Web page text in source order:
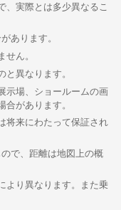
、実際とは多少異なるこ
あります。
ん。
異なります。
示場、ショールームの画
があります。
将来にわたって保証され
で、距離は地図上の概
より異なります。また乗